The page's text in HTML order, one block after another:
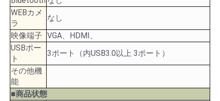
WEBカメ
ラ
なし
映像端子 VGA、HDMI、
USBポー
ト
3ポート（内USB3.0以上 3ポート）
その他機
能
■商品状態